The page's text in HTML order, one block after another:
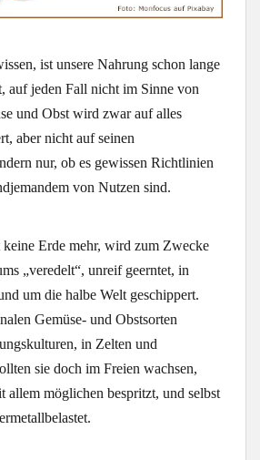
ist unsere Nahrung schon lange
auf jeden Fall nicht im Sinne von
und Obst wird zwar auf alles
aber nicht auf seinen
nur, ob es gewissen Richtlinien
von Nutzen sind.
Erde mehr, wird zum Zwecke
„veredelt“, unreif geerntet, in
um die halbe Welt geschippert.
Gemüse- und Obstsorten
in Zelten und
sie doch im Freien wachsen,
allem möglichen bespritzt, und selbst